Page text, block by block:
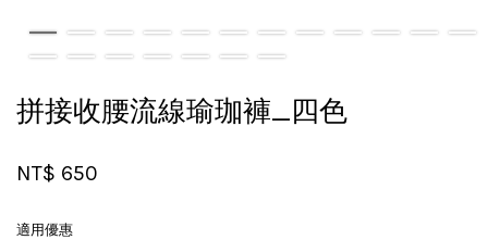
拼接收腰流線瑜珈褲_四色
NT$ 650
適用優惠